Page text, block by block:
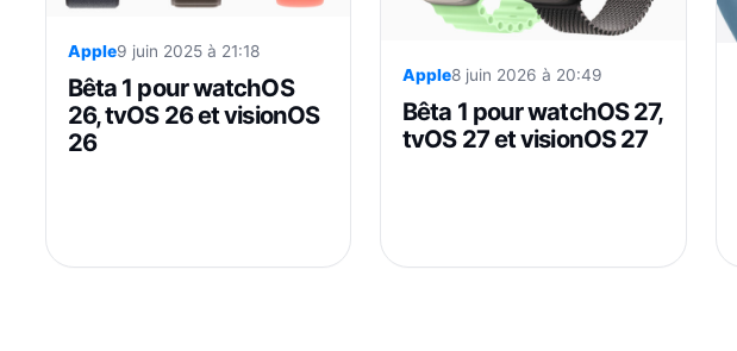
Apple9 juin 2025 à 21:18
Bêta 1 pour watchOS
26, tvOS 26 et visionOS
26
Apple8 juin 2026 à 20:49
Bêta 1 pour watchOS 27,
tvOS 27 et visionOS 27